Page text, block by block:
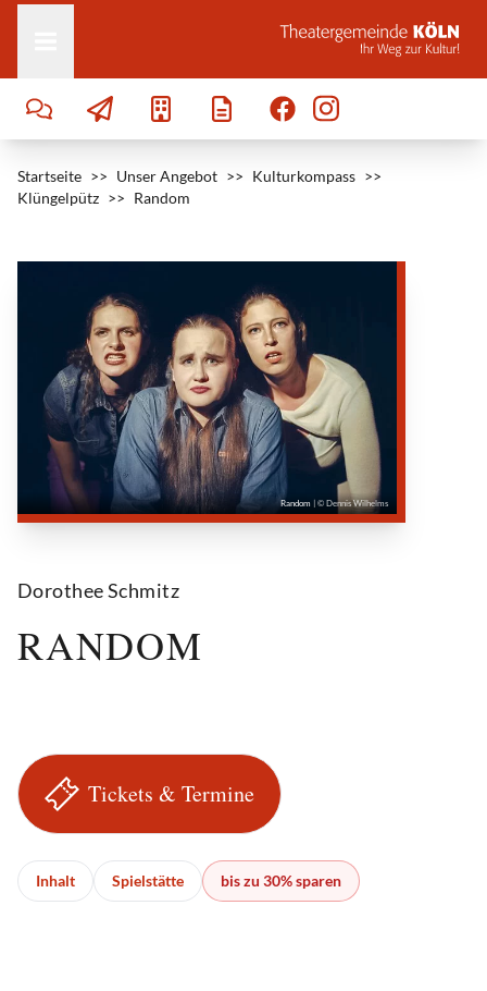
Zum Inhalt springen
Startseite >> Unser Angebot >> Kulturkompass >>
Klüngelpütz >> Random
Dorothee Schmitz
RANDOM
Tickets & Termine
Inhalt Spielstätte bis zu 30% sparen
Random | © Dennis Wilhelms